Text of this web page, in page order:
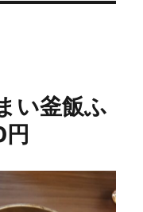
い釜飯ふ